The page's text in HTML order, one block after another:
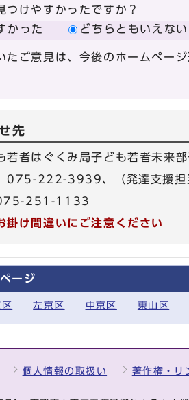
つけやすかったですか？
かった
どちらともいえない
たご意見は、今後のホームページ
先
若者はぐくみ局子ども若者未来
）075-222-3939、（発達支援
251-1133
掛け間違いにご注意ください
ージ
区 左京区 中京区 東山区
個人情報の取扱い 著作権・リ